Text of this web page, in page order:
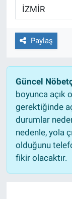
Paylaş
Güncel
boyunca açık
gerektiğinde
durumlar
nedenle, yola
olduğunu
fikir olacaktır.
EĞİTİM
ÖZEL
SAĞLIK
SPOR